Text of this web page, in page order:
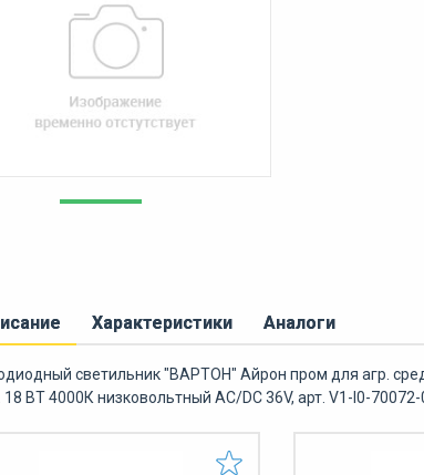
Характеристики Аналоги
светильник "ВАРТОН" Айрон пром для агр.
18 ВТ 4000К низковольтный AC/DC 36V, арт. V1-I0-